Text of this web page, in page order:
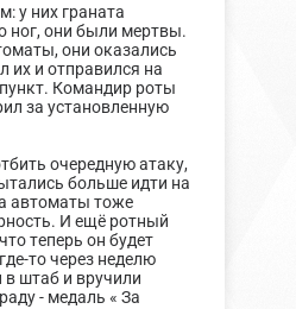
у них граната
ног, они были мертвы.
они оказались
их и отправился на
Командир роты
за установленную
очередную атаку,
больше идти на
автоматы тоже
И ещё ротный
теперь он будет
то через неделю
штаб и вручили
- медаль « За